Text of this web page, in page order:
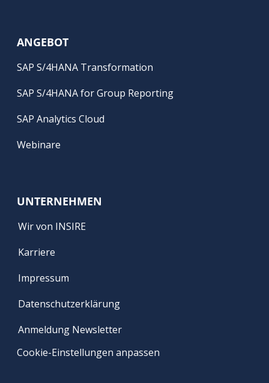
ANGEBOT
SAP S/4HANA Transformation
SAP S/4HANA for Group Reporting
SAP Analytics Cloud
Webinare
UNTERNEHMEN
Wir von INSIRE
Karriere
Impressum
Datenschutzerklärung
Anmeldung Newsletter
Cookie-Einstellungen anpassen